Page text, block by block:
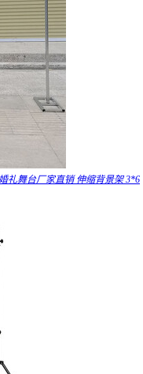
礼舞台厂家直销 伸缩背景架 3*6